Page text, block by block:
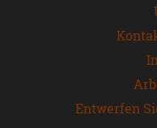
Entwerfen